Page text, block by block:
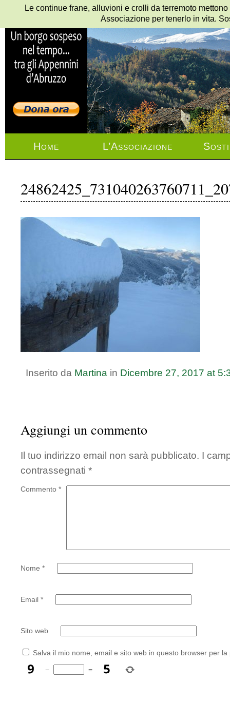
Home L’Associazione
Inserito da Martina in Dicembre 27, 2017 at
Aggiungi un commento
Il tuo indirizzo email non sarà pubblicato. I
contrassegnati *
Commento *
Nome *
Email *
Sito web
Salva il mio nome, email e sito web in questo browser per
− =
Le continue frane, alluvioni e crolli da terremoto
Associazione per tenerlo in vita.